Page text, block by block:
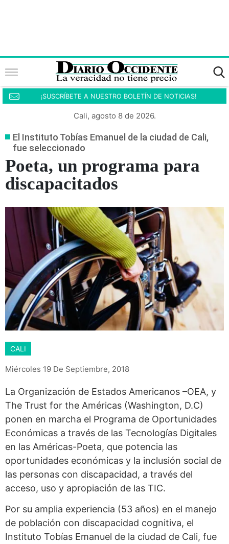
¡SUSCRÍBETE A NUESTRO BOLETÍN DE NOTICIAS!
Cali, agosto 8 de 2026.
El Instituto Tobías Emanuel de la ciudad de Cali,
fue seleccionado
Poeta, un programa para
discapacitados
CALI
Miércoles 19 De Septiembre, 2018
La Organización de Estados Americanos –OEA, y
The Trust for the Américas (Washington, D.C)
ponen en marcha el Programa de Oportunidades
Económicas a través de las Tecnologías Digitales
en las Américas-Poeta, que potencia las
oportunidades económicas y la inclusión social de
las personas con discapacidad, a través del
acceso, uso y apropiación de las TIC.
Por su amplia experiencia (53 años) en el manejo
de población con discapacidad cognitiva, el
Instituto Tobías Emanuel de la ciudad de Cali, fue